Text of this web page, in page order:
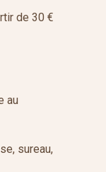
de 30 €
au
sureau,